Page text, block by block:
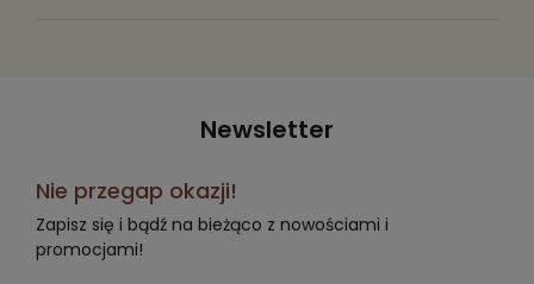
Newsletter
Nie przegap okazji!
Zapisz się i bądź na bieżąco z nowościami i
promocjami!